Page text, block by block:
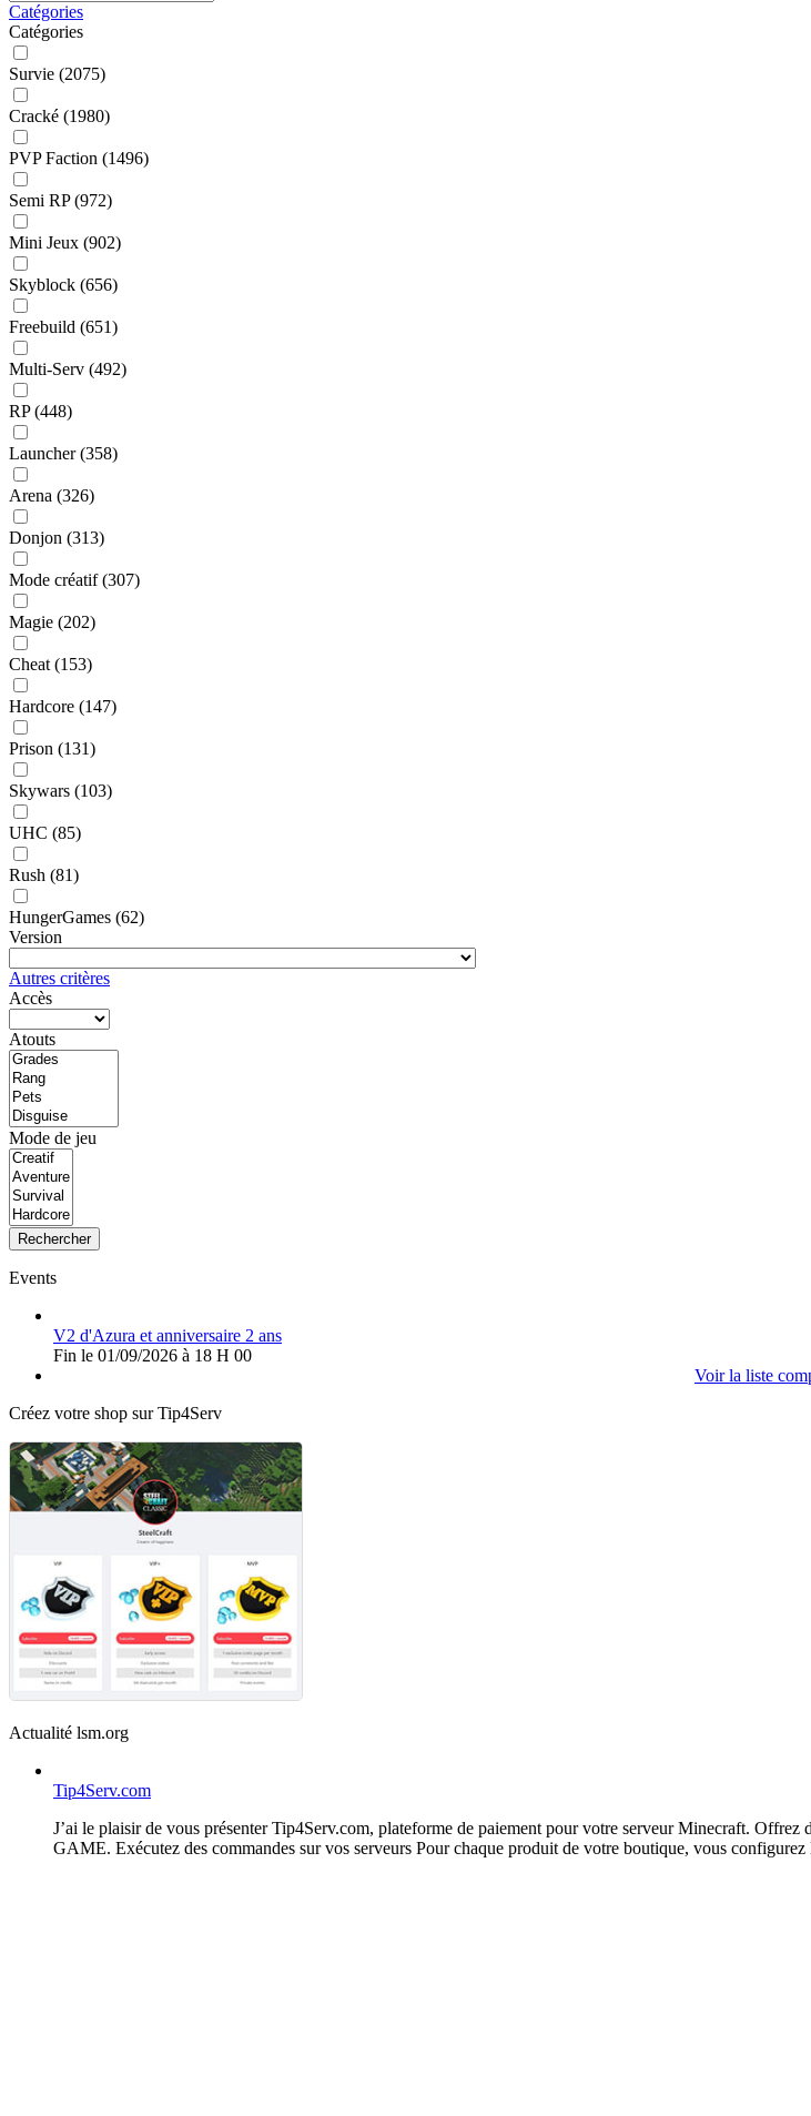
Catégories
Catégories
Survie (2075)
Cracké (1980)
PVP Faction (1496)
Semi RP(972)
Mini Jeux (902)
Skyblock (656)
Freebuild (651)
Multi-Serv (492)
RP(448)
Launcher(358)
Arena (326)
Donjon (313)
Mode créatif(307)
Magie (202)
Cheat (153)
Hardcore (147)
Prison (131)
Skywars (103)
UHC (85)
Rush (81)
HungerGames (62)
Version
Autres critères
Accès
Atouts
Mode de jeu
Rechercher
Events
V2 d'Azura et anniversaire 2 ans
Fin le 01/09/2026 à 18 H 00
Voir la liste
Créez votre shop sur Tip4Serv
Actualité lsm.org
Tip4Serv.com
J’ai le plaisir de vous présenter Tip4Serv.com, plateforme de paiement pour votre serveur Minecraft.
GAME. Exécutez des commandes sur vos serveurs Pour chaque produit de votre boutique, vous